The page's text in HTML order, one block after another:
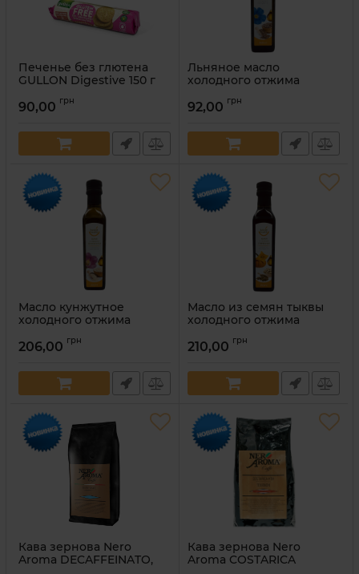
Печенье без глютена
GULLON Digestive 150 г
90,00 грн
Льняное масло
холодного отжима
Артикул: 4820299060013
92,00 грн
Масло кунжутное
холодного отжима
Артикул: 4820299060020
206,00 грн
Масло из семян тыквы
холодного отжима
Артикул: 4820299060037
210,00 грн
Кава зернова Nero
Aroma DECAFFEINATO,
Кава зернова Nero
Aroma COSTARICA